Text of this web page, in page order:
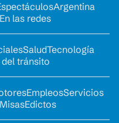
Argentina
las redes
SaludTecnología
tránsito
EmpleosServicios
Edictos